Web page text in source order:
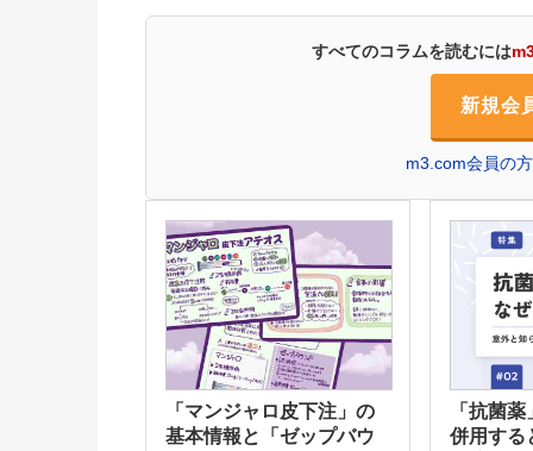
すべてのコラムを読むには
新規会
m3.com会員の
「マンジャロ皮下注」の
基本情報と「ゼップバウ
「抗菌
併用する